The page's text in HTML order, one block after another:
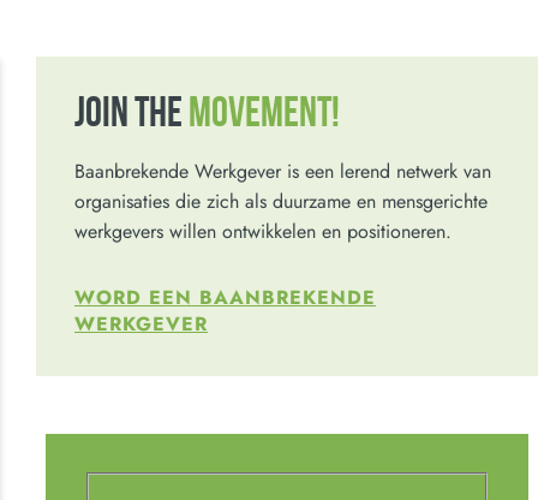
JOIN THE MOVEMENT!
Baanbrekende Werkgever is een lerend netwerk van
organisaties die zich als duurzame en mensgerichte
werkgevers willen ontwikkelen en positioneren.
WORD EEN BAANBREKENDE
WERKGEVER